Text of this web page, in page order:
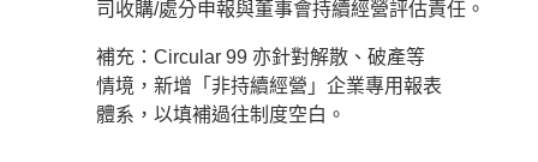
司收購/處分申報與董事會持續經營評估責任。
補充：Circular 99 亦針對解散、破產等
情境，新增「非持續經營」企業專用報表
體系，以填補過往制度空白。